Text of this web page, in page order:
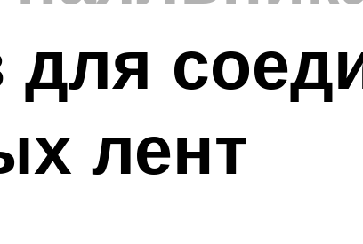
для
лент